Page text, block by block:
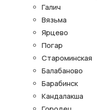
Галич
Вязьма
Ярцево
Погар
Староминская
Балабаново
Барабинск
Кандалакша